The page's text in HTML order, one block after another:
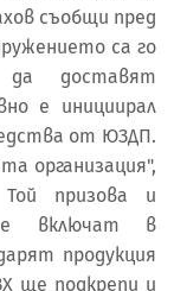
съобщи пред
са го
да доставят
е инициирал
от ЮЗДП.
организация",
Той призова и
включат в
продукция
ще подкрепи и